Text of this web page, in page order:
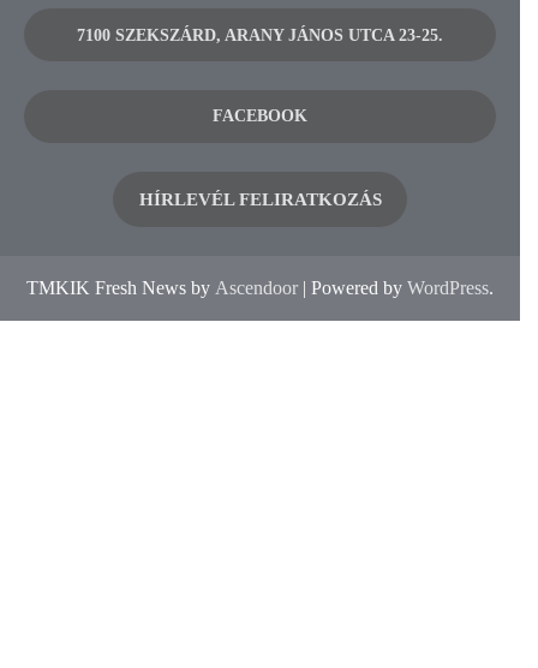
7100 SZEKSZÁRD, ARANY JÁNOS UTCA 23-25.
FACEBOOK
HÍRLEVÉL FELIRATKOZÁS
TMKIK Fresh News by Ascendoor | Powered by WordPress.